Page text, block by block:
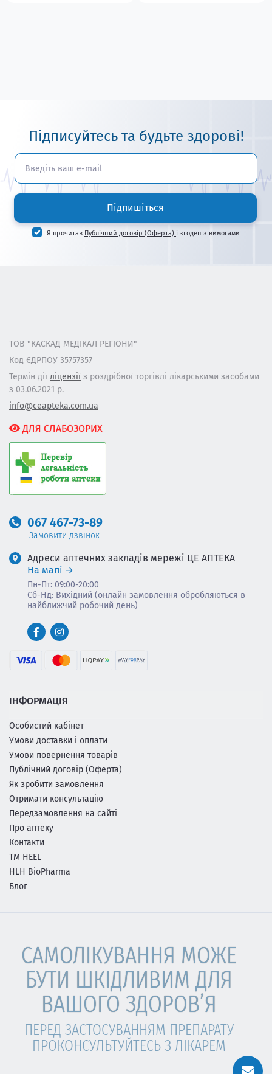
Підписуйтесь та будьте здорові!
Підпишіться
Я прочитав Публічний договір (Оферта) і згоден з вимогами
ТОВ "КАСКАД МЕДІКАЛ РЕГІОНИ"
Код ЄДРПОУ 35757357
Термін дії ліцензії з роздрібної торгівлі лікарськими засобами
з 03.06.2021 р.
info@ceapteka.com.ua
ДЛЯ СЛАБОЗОРИХ
ІНФОРМАЦІЯ
Особистий кабінет
Умови доставки і оплати
Умови повернення товарів
Публічний договір (Оферта)
Як зробити замовлення
Отримати консультацію
Передзамовлення на сайті
Про аптеку
Контакти
ТМ HEEL
HLH BioPharma
Блог
067 467-73-89
Замовити дзвінок
Адреси аптечних закладів мережі ЦЕ АПТЕКА
На мапі
Пн-Пт: 09:00-20:00
Сб-Нд: Вихідний (онлайн замовлення обробляються в
найближчий робочий день)
САМОЛІКУВАННЯ МОЖЕ
БУТИ ШКІДЛИВИМ ДЛЯ
ВАШОГО ЗДОРОВ’Я
ПЕРЕД ЗАСТОСУВАННЯМ ПРЕПАРАТУ
ПРОКОНСУЛЬТУЙТЕСЬ З ЛІКАРЕМ